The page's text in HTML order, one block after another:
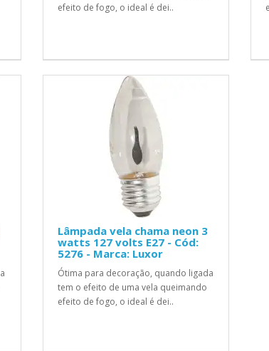
efeito de fogo, o ideal é dei..
Lâmpada vela chama neon 3
watts 127 volts E27 - Cód:
5276 - Marca: Luxor
Ótima para decoração, quando ligada
tem o efeito de uma vela queimando
efeito de fogo, o ideal é dei..